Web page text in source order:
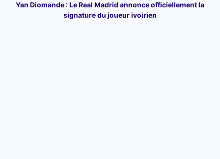
Yan Diomande : Le Real Madrid annonce officiellement la
signature du joueur ivoirien